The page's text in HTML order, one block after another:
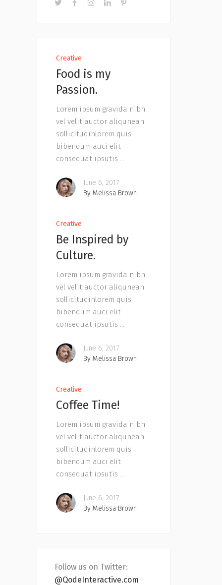
Creative
Food is my
Passion.
Lorem ipsum gravida nibh
vel velit auctor aliqunean
sollicitudinlorem quis
bibendum auci elit
consequat ipsutis
June 6, 2017
By Melissa Brown
Creative
Be Inspired by
Culture.
Lorem ipsum gravida nibh
vel velit auctor aliqunean
sollicitudinlorem quis
bibendum auci elit
consequat ipsutis
June 6, 2017
By Melissa Brown
Creative
Coffee Time!
Lorem ipsum gravida nibh
vel velit auctor aliqunean
sollicitudinlorem quis
bibendum auci elit
consequat ipsutis
June 6, 2017
By Melissa Brown
Follow us on Twitter:
@QodeInteractive.com